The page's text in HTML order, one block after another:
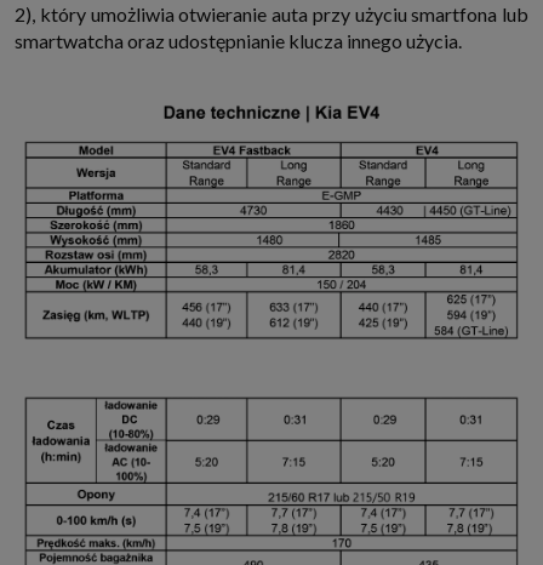
2), który umożliwia otwieranie auta przy użyciu smartfona lub
smartwatcha oraz udostępnianie klucza innego użycia.